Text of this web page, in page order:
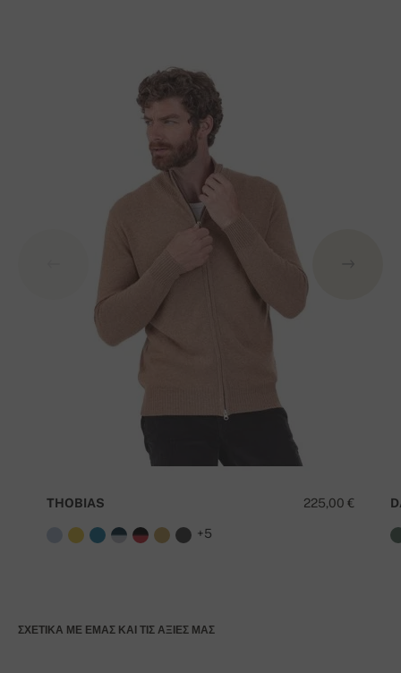
225,00 €
THOBIAS
+5
ΣΧΕΤΙΚΆ ΜΕ ΕΜΆΣ ΚΑΙ ΤΙΣ ΑΞΊΕΣ ΜΑΣ